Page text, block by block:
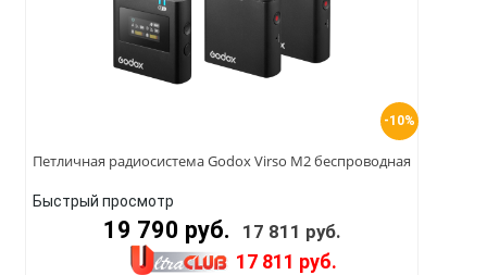
-10%
Петличная радиосистема Godox Virso M2 беспроводная
Быстрый просмотр
19 790 руб. 17 811 руб.
17 811 руб.